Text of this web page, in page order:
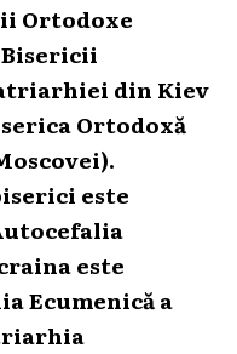
Ortodoxe
Bisericii
din Kiev
Ortodoxă
este
este
Ecumenică a